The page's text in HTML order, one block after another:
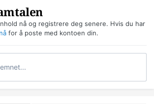
nå og registrere deg senere. Hvis du har
for å poste med kontoen din.